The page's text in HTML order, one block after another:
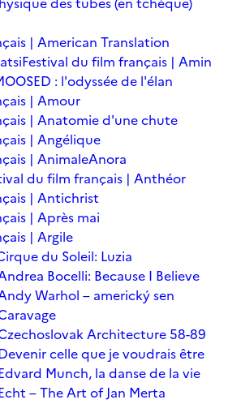
| American Translation
Festival du film français | Amin
: l'odyssée de l'élan
| Amour
| Anatomie d'une chute
| Angélique
| AnimaleAnora
du film français | Anthéor
| Antichrist
| Après mai
| Argile
du Soleil: Luzia
Bocelli: Because I Believe
Warhol – americký sen
Architecture 58-89
celle que je voudrais être
Munch, la danse de la vie
– The Art of Jan Merta